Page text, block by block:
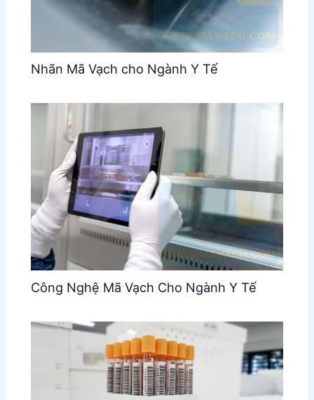
Nhãn Mã Vạch cho Ngành Y Tế
Công Nghệ Mã Vạch Cho Ngành Y Tế